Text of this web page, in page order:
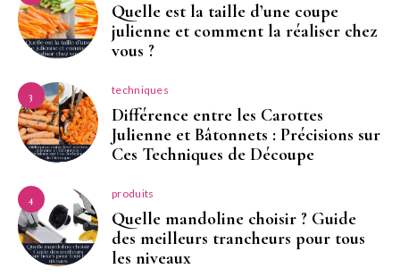
Quelle est la taille d’une coupe
julienne et comment la réaliser chez
vous ?
3 techniques
Différence entre les Carottes
Julienne et Bâtonnets : Précisions sur
Ces Techniques de Découpe
4 produits
Quelle mandoline choisir ? Guide
des meilleurs trancheurs pour tous
les niveaux